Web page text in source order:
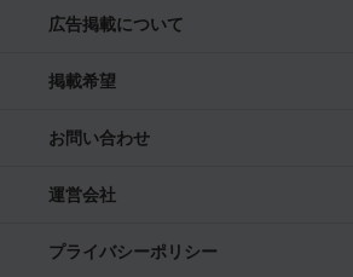
広告掲載について
掲載希望
お問い合わせ
運営会社
プライバシーポリシー